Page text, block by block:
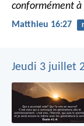
conformément à
Matthieu 16:27
Jeudi 3 juillet